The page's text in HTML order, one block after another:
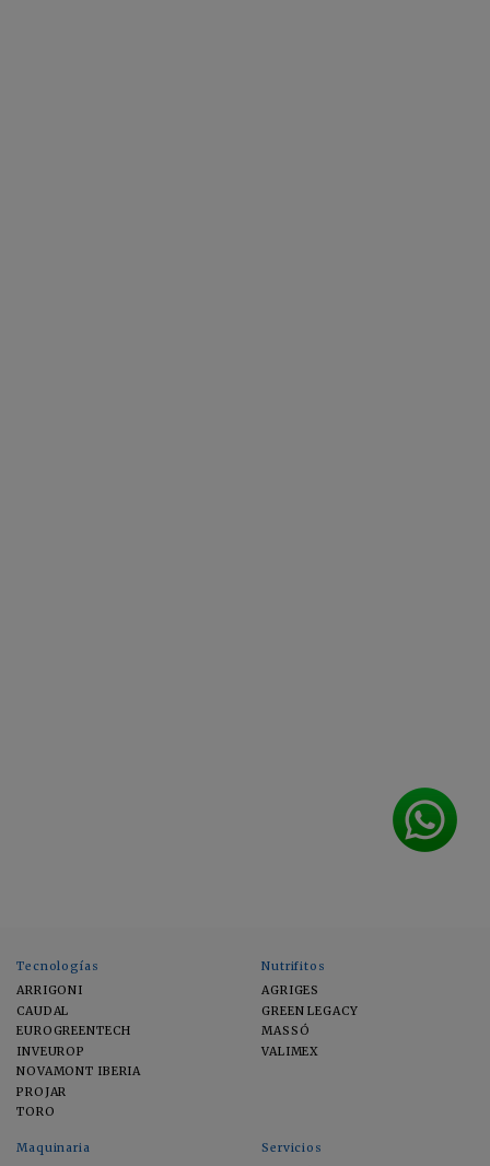
Tecnologías
ARRIGONI
CAUDAL
EUROGREENTECH
INVEUROP
NOVAMONT IBERIA
PROJAR
TORO
Nutrifitos
AGRIGES
GREEN LEGACY
MASSÓ
VALIMEX
Maquinaria
Servicios